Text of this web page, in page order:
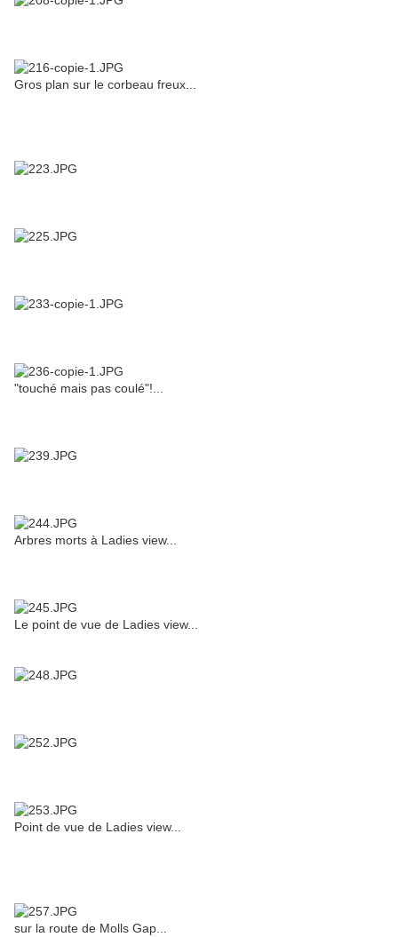
Gros plan sur le corbeau freux...
"touché mais pas coulé"!...
Arbres morts à Ladies view...
Le point de vue de Ladies view...
Point de vue de Ladies view...
sur la route de Molls Gap...